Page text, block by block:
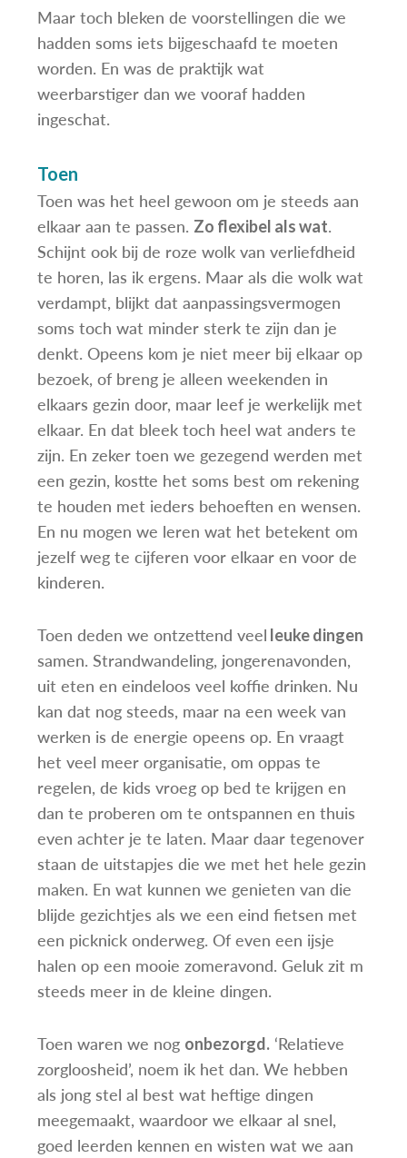
Maar toch bleken de voorstellingen die we
hadden soms iets bijgeschaafd te moeten
worden. En was de praktijk wat
weerbarstiger dan we vooraf hadden
ingeschat.
Toen
Toen was het heel gewoon om je steeds aan
elkaar aan te passen. Zo flexibel als wat.
Schijnt ook bij de roze wolk van verliefdheid
te horen, las ik ergens. Maar als die wolk wat
verdampt, blijkt dat aanpassingsvermogen
soms toch wat minder sterk te zijn dan je
denkt. Opeens kom je niet meer bij elkaar op
bezoek, of breng je alleen weekenden in
elkaars gezin door, maar leef je werkelijk met
elkaar. En dat bleek toch heel wat anders te
zijn. En zeker toen we gezegend werden met
een gezin, kostte het soms best om rekening
te houden met ieders behoeften en wensen.
En nu mogen we leren wat het betekent om
jezelf weg te cijferen voor elkaar en voor de
kinderen.
Toen deden we ontzettend veel leuke dingen
samen. Strandwandeling, jongerenavonden,
uit eten en eindeloos veel koffie drinken. Nu
kan dat nog steeds, maar na een week van
werken is de energie opeens op. En vraagt
het veel meer organisatie, om oppas te
regelen, de kids vroeg op bed te krijgen en
dan te proberen om te ontspannen en thuis
even achter je te laten. Maar daar tegenover
staan de uitstapjes die we met het hele gezin
maken. En wat kunnen we genieten van die
blijde gezichtjes als we een eind fietsen met
een picknick onderweg. Of even een ijsje
halen op een mooie zomeravond. Geluk zit m
steeds meer in de kleine dingen.
Toen waren we nog onbezorgd. ‘Relatieve
zorgloosheid’, noem ik het dan. We hebben
als jong stel al best wat heftige dingen
meegemaakt, waardoor we elkaar al snel,
goed leerden kennen en wisten wat we aan